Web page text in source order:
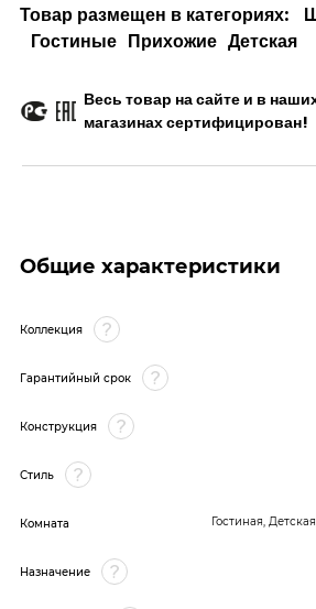
Товар размещен в категориях:
Гостиные Прихожие Детская
Весь товар на сайте и в
магазинах сертифицирован!
Общие характеристики
Коллекция
Гарантийный срок
Конструкция
Стиль
Комната Гостиная,
Назначение